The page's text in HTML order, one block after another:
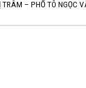
– PHỐ TÔ NGỌC